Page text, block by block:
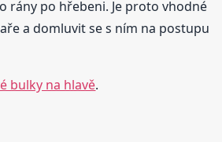
rány po hřebeni. Je proto vhodné
a domluvit se s ním na postupu
bulky na hlavě.